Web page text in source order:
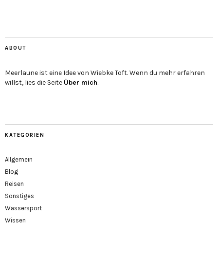
ABOUT
Meerlaune ist eine Idee von Wiebke Toft. Wenn du mehr erfahren
willst, lies die Seite Über mich.
KATEGORIEN
Allgemein
Blog
Reisen
Sonstiges
Wassersport
Wissen